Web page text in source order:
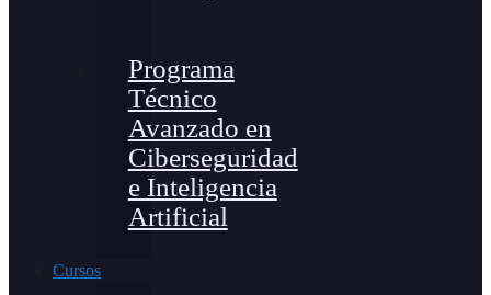
Programa
Técnico
Avanzado en
Ciberseguridad
e Inteligencia
Artificial
Cursos